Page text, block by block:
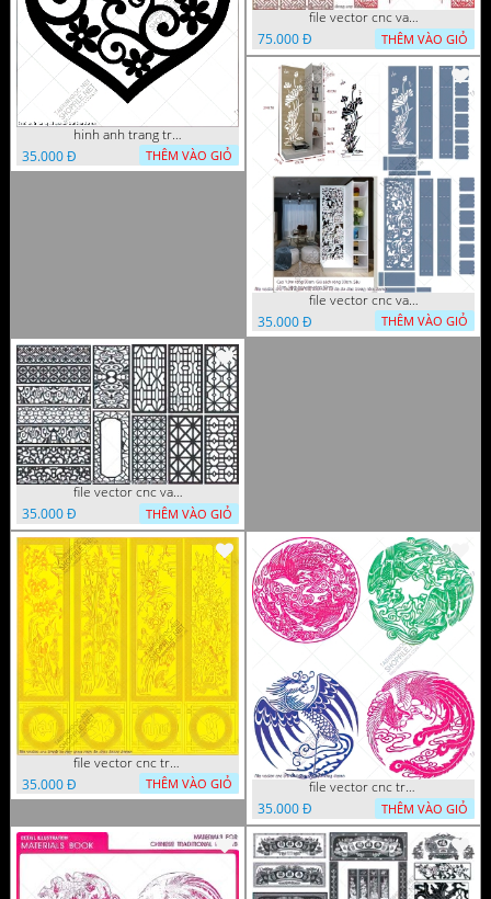
hinh anh trang tri cua so trai tim
35.000 Đ
THÊM VÀO GIỎ
file vector cnc vach tho tranh phong tho dang cap
75.000 Đ
THÊM VÀO GIỎ
file vector cnc vach ngan ket hop voi ke de do dac trong nha
35.000 Đ
THÊM VÀO GIỎ
file vector cnc vach ngan hang rao decor dac sac chua tung phung phi
35.000 Đ
THÊM VÀO GIỎ
file vector cnc tranh tu quy mau cam de chiu decor
35.000 Đ
THÊM VÀO GIỎ
file vector cnc tranh decor rong phuong
35.000 Đ
THÊM VÀO GIỎ